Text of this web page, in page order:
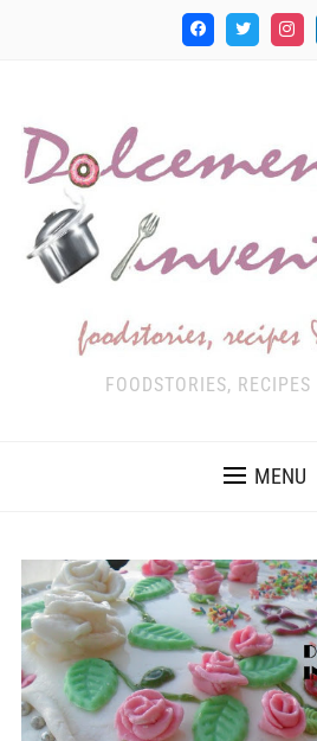
FOODSTORIES,
MENU